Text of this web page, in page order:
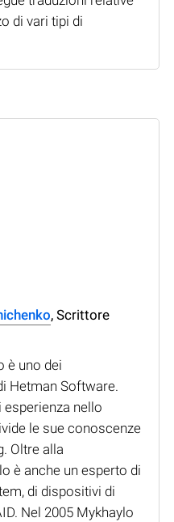
di vari tipi di
, Scrittore
è uno dei
Hetman Software.
esperienza nello
le sue conoscenze
Oltre alla
è anche un esperto di
di dispositivi di
Nel 2005 Mykhaylo